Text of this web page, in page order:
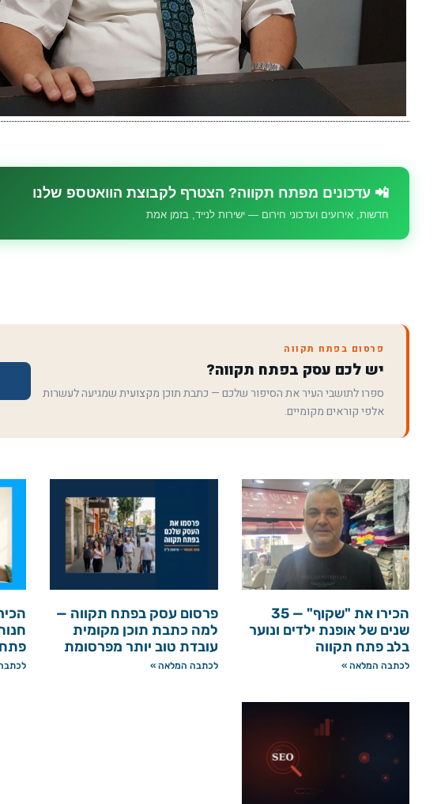
📲 עדכונים מפתח תקווה? הצטרף לקבוצת הוואטספ שלנו
חדשות, אירועים ועדכוני חירום — ישירות לנייד, בזמן אמת
פרסום בפתח תקווה
יש לכם עסק בפתח תקווה?
ספרו לתושבי העיר את הסיפור שלכם — כתבת תוכן מקצועית שמגיעה לעשרות
אלפי קוראים מקומיים.
הכירו את "שקוף" — 35
שנים של אופנת ילדים ונוער
בלב פתח תקווה
לכתבה המלאה »
פרסום עסק בפתח תקווה —
למה כתבת תוכן מקומית
עובדת טוב יותר מפרסומת
לכתבה המלאה »